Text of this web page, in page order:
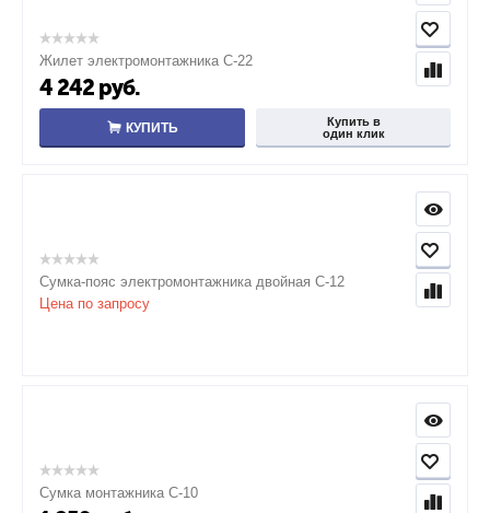
Жилет электромонтажника С-22
4 242 руб.
КУПИТЬ
Купить в
один клик
Сумка-пояс электромонтажника двойная С-12
Цена по запросу
Сумка монтажника С-10